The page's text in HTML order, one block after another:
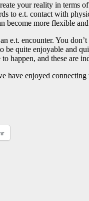
your reality in terms
to e.t. contact with
become more flexible
e.t. encounter. You
be quite enjoyable and
happen, and these are
have enjoyed